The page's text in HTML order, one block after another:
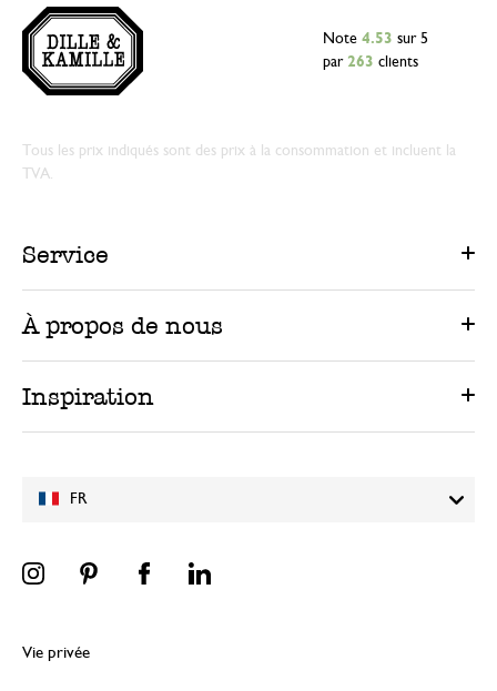
FR
Note 4.53 sur 5
par 263 clients
Tous les prix indiqués sont des prix à la consommation et incluent la
TVA.
Service
À propos de nous
Inspiration
Vie privée